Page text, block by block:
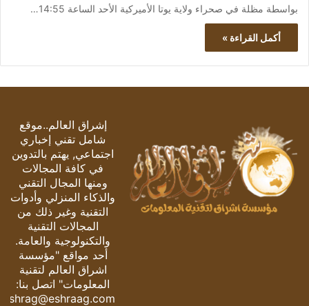
بواسطة مظلة في صحراء ولاية يوتا الأميركية الأحد الساعة 14:55…
أكمل القراءة »
إشراق العالم..موقع
شامل تقني إخباري
اجتماعي, يهتم بالتدوين
في كافة المجالات
ومنها المجال التقني
والذكاء المنزلي وأدوات
التقنية وغير ذلك من
المجالات التقنية
والتكنولوجية والعامة.
أحد مواقع "مؤسسة
اشراق العالم لتقنية
المعلومات" اتصل بنا:
eshrag@eshraag.com